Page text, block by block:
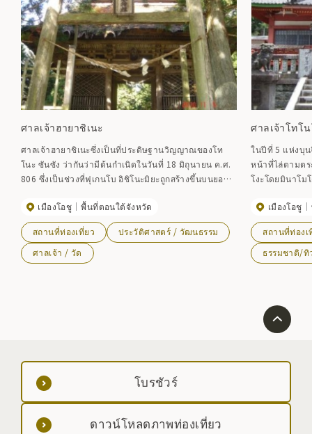
ศาลเจ้าฮายาชิเนะ
ศาลเจ้าฮายาชิเนะซึ่งเป็นที่ประดิษฐานวิญญาณของโท
โนะ ซันซัง ว่ากันว่ามีต้นกำเนิดในวันที่ 18 มิถุนายน ค.ศ.
806 ซึ่งเป็นช่วงที่ฟุเกนโบ อิชิโนะมิยะถูกสร้างขึ้นบนยอด
ไปด้วยต้นซีดาร์ยักษ์และต้นไซเปรสเก่าแก่อย่างหนาแน่น
ทำให้สถานที่แห่งนี้มีบรรยากาศแบบป่าไม้ เทศกาลประจำ
ปีจัดขึ้นในวันที่ 18 กรกฎาคม และเทศกาลนี้มีชื่อเสียงใน
เรื่องกระบวนการล้างมิโคชิ โดยจะขนมิโคชิไปที่แม่น้ำทา
กิกาวะที่อยู่ใกล้เคียง แล้วล้างพร้อมกับโรยด้วยน้ำในแม่น้ำ
เมืองโอชู พื้นที่ตอนใต้จังหวัด
สถานที่ท่องเที่ยว
ประวัติศาสตร์ / วัฒนธรรม
ศาลเจ้า / วัด
ศาลเจ้าโทโ
ในปีที่ 5 แห่งบุน
หน้าที่ไล่ตามตร
โงะโดยมินาโม
นมัตสึซากิ บูช
โนโงะ หลังจา
โกตะ และเชิญ
ภูมิภาคโทโฮกุ
แห่งนี้ ผู้พิทักษ์
เมืองโอชู
สถานที่ท่องเ
ธรรมชาติ/
โบรชัวร์
ดาวน์โหลดภาพท่องเที่ยว